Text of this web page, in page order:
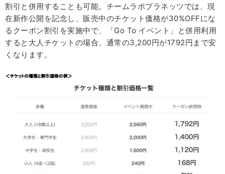
割引と併用することも可能。チームラボプラネッツでは、現
在新作公開を記念し、販売中のチケット価格が30%OFFにな
るクーポン割引を実施中で、「Go To イベント」と併用利用
すると大人チケットの場合、通常の3,200円が1792円まで安
くなります。